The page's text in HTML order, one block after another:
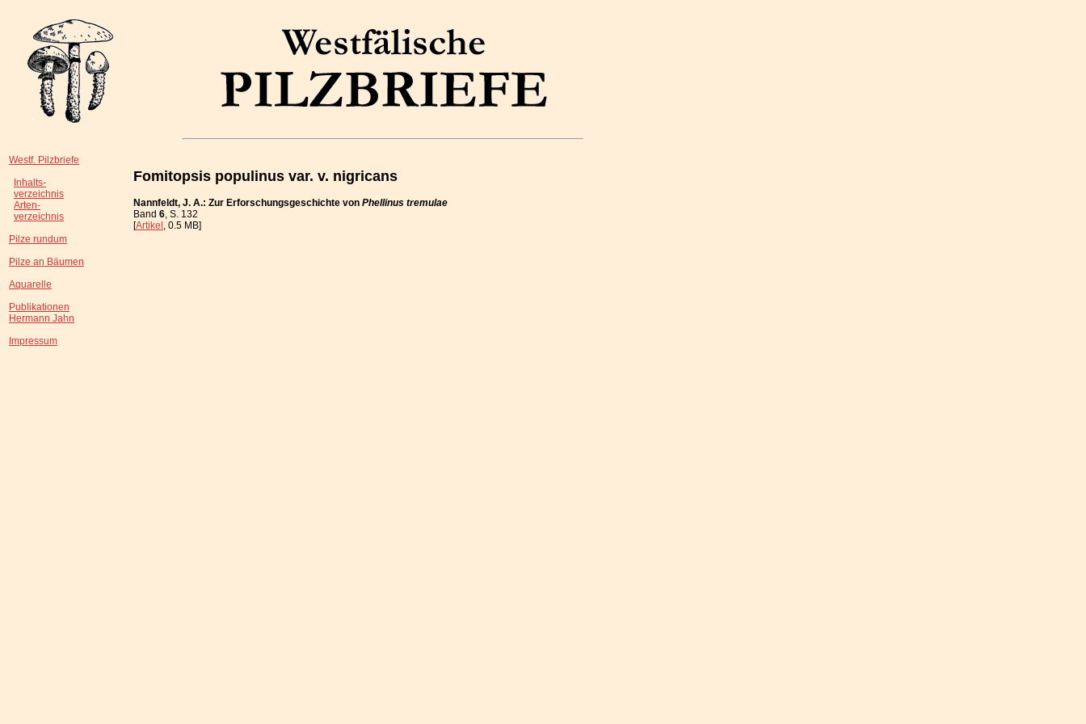
Westf. Pilzbriefe
Inhalts-
verzeichnis
Arten-
verzeichnis
Pilze rundum
Pilze an Bäumen
Aquarelle
Publikationen
Hermann Jahn
Impressum
Fomitopsis populinus var. v. nigricans
Nannfeldt, J. A.: Zur Erforschungsgeschichte von Phellinus tremulae
Band 6, S. 132
[Artikel, 0.5 MB]